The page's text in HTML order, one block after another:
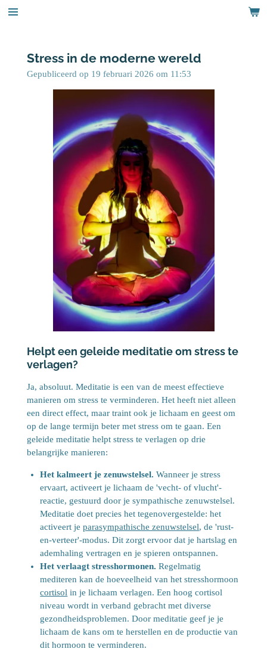
Ga
hoofdinhoud
Stress in de moderne wereld
Gepubliceerd op 19 februari 2026 om 11:53
Helpt een geleide meditatie om stress te
verlagen?
Ja, absoluut. Meditatie is een van de meest effectieve
manieren om stress te verminderen. Het heeft niet alleen
een direct effect, maar traint ook je lichaam en geest om
op de lange termijn beter met stress om te gaan. Een
geleide meditatie helpt stress te verlagen op drie
belangrijke manieren:
Het kalmeert je zenuwstelsel. Wanneer je stress
ervaart, activeert je lichaam de 'vecht- of vlucht'-
reactie, gestuurd door je sympathische zenuwstelsel.
Meditatie doet precies het tegenovergestelde: het
activeert jeparasympathische zenuwstelsel, de 'rust-
en-verteer'-modus. Dit zorgt ervoor dat je hartslag en
ademhaling vertragen en je spieren ontspannen.
Het verlaagt stresshormonen. Regelmatig
mediteren kan de hoeveelheid van het stresshormoon
cortisol in je lichaam verlagen. Een hoog cortisol
niveau wordt in verband gebracht met diverse
gezondheidsproblemen. Door meditatie geef je je
lichaam de kans om te herstellen en de productie van
dit hormoon te verminderen.